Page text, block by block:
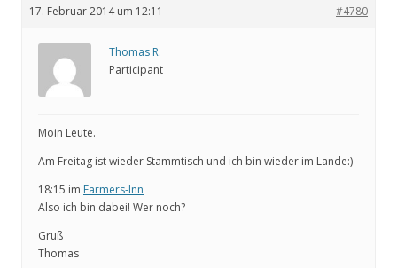
17. Februar 2014 um 12:11 #4780
Thomas R.
Participant
Moin Leute.
Am Freitag ist wieder Stammtisch und ich bin wieder im Lande:)
18:15 im Farmers-Inn
Also ich bin dabei! Wer noch?
Gruß
Thomas